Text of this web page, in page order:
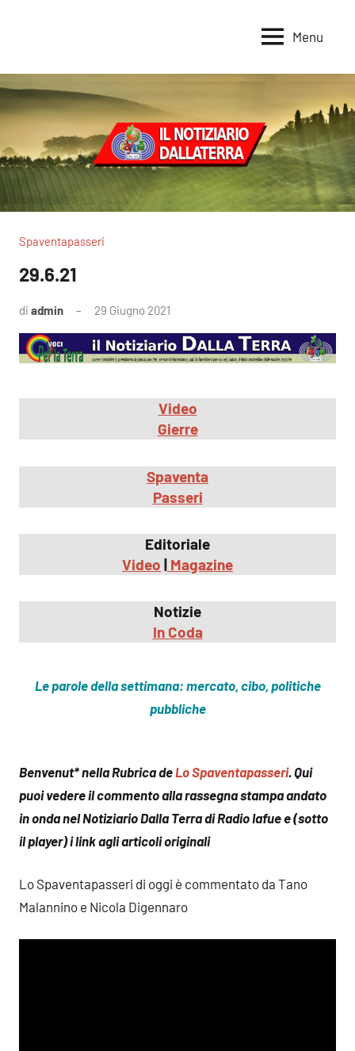
per
la
Terra
la
Sovranità
Alimentare
Menu
Spaventapasseri
29.6.21
di admin 29 Giugno 2021
commento
Video
Gierre
Spaventa
Passeri
Editoriale
Video | Magazine
Notizie
In Coda
Le parole della settimana: mercato, cibo, politiche
pubbliche
Benvenut* nella Rubrica de Lo Spaventapasseri. Qui
puoi vedere il commento alla rassegna stampa andato
in onda nel Notiziario Dalla Terra di Radio Iafue e (sotto
il player) i link agli articoli originali
Lo Spaventapasseri di oggi è commentato da Tano
Malannino e Nicola Digennaro